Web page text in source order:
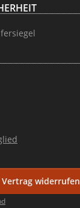
Vertrag widerrufen